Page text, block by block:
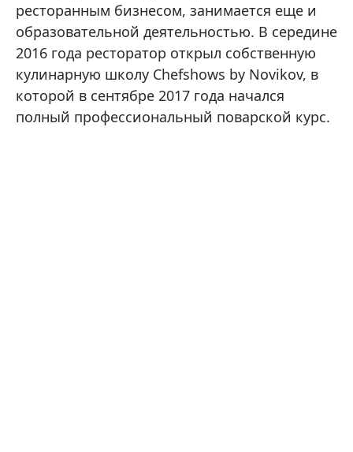
ресторанным бизнесом, занимается еще и
образовательной деятельностью. В середине
2016 года ресторатор открыл собственную
кулинарную школу Chefshows by Novikov, в
которой в сентябре 2017 года начался
полный профессиональный поварской курс.